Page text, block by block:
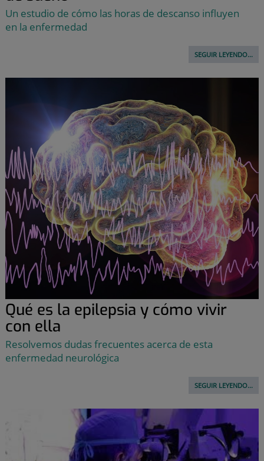
Un estudio de cómo las horas de descanso influyen
en la enfermedad
SEGUIR LEYENDO...
Qué es la epilepsia y cómo vivir
con ella
Resolvemos dudas frecuentes acerca de esta
enfermedad neurológica
SEGUIR LEYENDO...